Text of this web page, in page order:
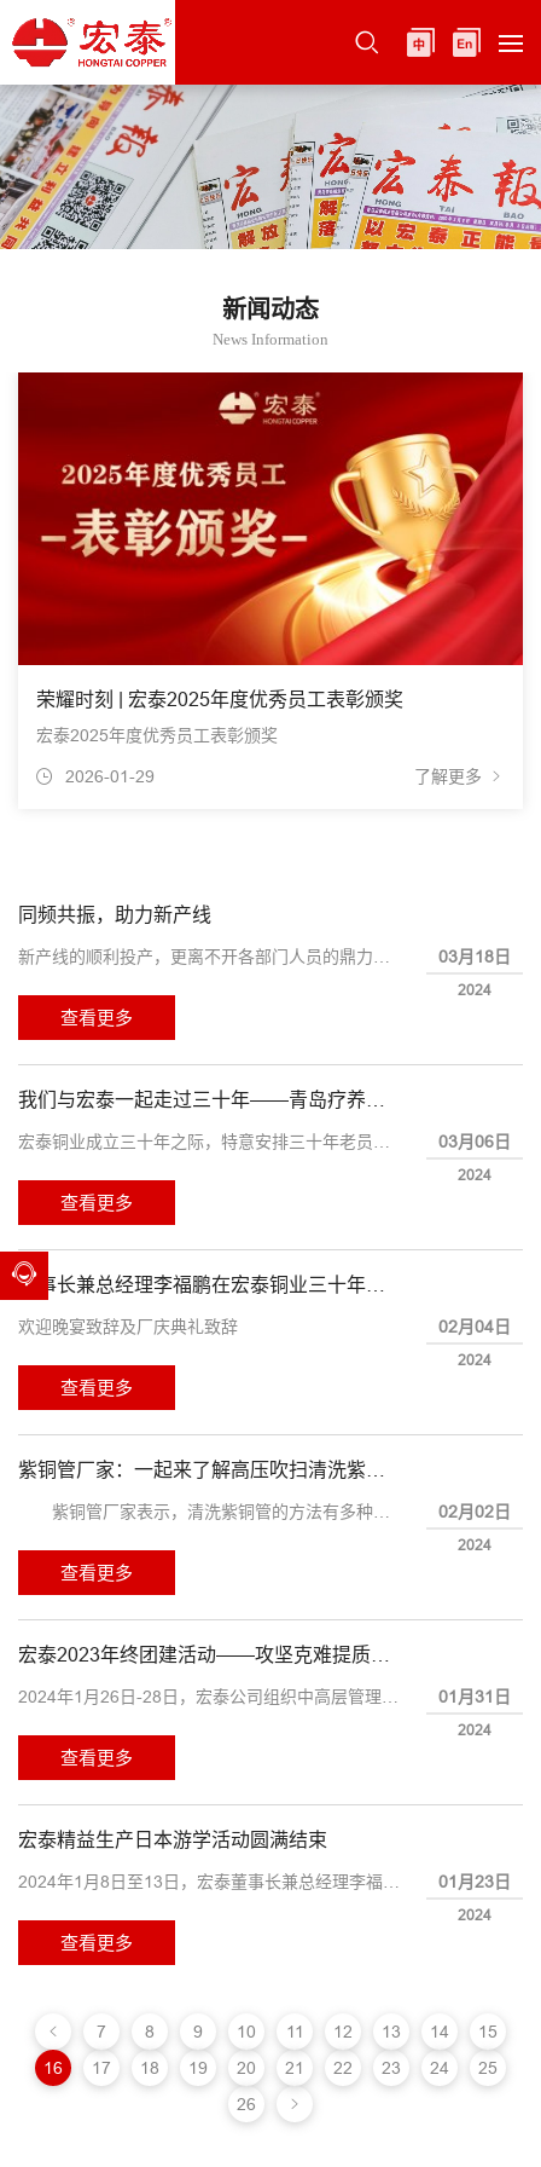
新闻动态
News Information
荣耀时刻 | 宏泰2025年度优秀员工表彰颁奖
宏泰2025年度优秀员工表彰颁奖
2026-01-29
了解更多
同频共振，助力新产线
新产线的顺利投产，更离不开各部门人员的鼎力相助。
查看更多
03月18日
2024
我们与宏泰一起走过三十年——青岛疗养之旅
宏泰铜业成立三十年之际，特意安排三十年老员工到青岛湛山疗养院休养。
查看更多
03月06日
2024
董事长兼总经理李福鹏在宏泰铜业三十年厂庆活动上致辞全文
欢迎晚宴致辞及厂庆典礼致辞
查看更多
02月04日
2024
紫铜管厂家：一起来了解高压吹扫清洗紫铜管
紫铜管厂家表示，清洗紫铜管的方法有多种，下面主要为大家介绍高压吹扫的清洗方式。高压吹扫对于管径较小、管路弯曲的紫铜盘管，由于无法通过化学溶液擦洗的方法对管路内部进行清洁，故只能用高压氮气对其进行高压吹扫的方式进行清洗。
查看更多
02月02日
2024
宏泰2023年终团建活动——攻坚克难提质量 创新管理谋发展
2024年1月26日-28日，宏泰公司组织中高层管理人员进行了为期三天的年终团建活动。
查看更多
01月31日
2024
宏泰精益生产日本游学活动圆满结束
2024年1月8日至13日，宏泰董事长兼总经理李福鹏带领团队赴日本进行精益生产实践学习。
查看更多
01月23日
2024
7 8 9 10 11 12 13 14
15
16
17 18 19 20 21 22 23 24
25
26